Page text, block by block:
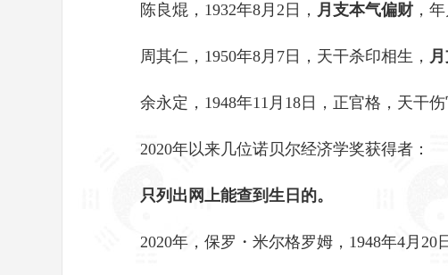
陈良焜，1932年8月2日， 月支本气偏财 ，
周其仁，1950年8月7日，天干杀印相生，
余永定，1948年11月18日，正官格，天干伤
2020年以来几位诺贝尔经济学奖获得者：
只列出网上能查到生日的。
2020年，保罗・米尔格罗姆，1948年4月20